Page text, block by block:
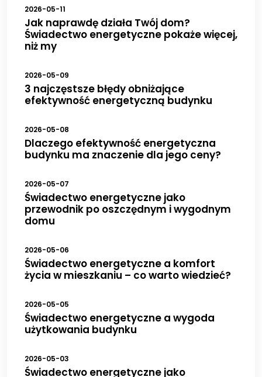
2026-05-11
Jak naprawdę działa Twój dom?
Świadectwo energetyczne pokaże więcej,
niż my
2026-05-09
3 najczęstsze błędy obniżające
efektywność energetyczną budynku
2026-05-08
Dlaczego efektywność energetyczna
budynku ma znaczenie dla jego ceny?
2026-05-07
Świadectwo energetyczne jako
przewodnik po oszczędnym i wygodnym
domu
2026-05-06
Świadectwo energetyczne a komfort
życia w mieszkaniu – co warto wiedzieć?
2026-05-05
Świadectwo energetyczne a wygoda
użytkowania budynku
2026-05-03
Świadectwo energetyczne jako